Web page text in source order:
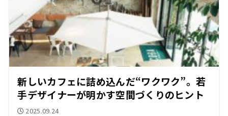
新しいカフェに詰め込んだ“ワクワク”。若
手デザイナーが明かす空間づくりのヒント
2025.09.24